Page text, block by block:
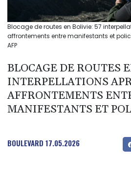
Blocage de routes en Bolivie: 57
affrontements entre manifestants et police
AFP
BLOCAGE DE ROUTES
INTERPELLATIONS
AFFRONTEMENTS
MANIFESTANTS ET
BOULEVARD 17.05.2026